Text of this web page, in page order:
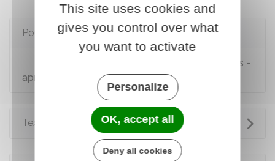
Pour en savoir plus
Allocation retour à l'emploi pour les détenus -
après le 1er janvier 2025
Textes de référence
This site uses cookies and
gives you control over what
you want to activate
Personalize
OK, accept all
Deny all cookies